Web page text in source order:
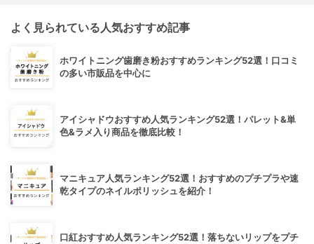
よく見られている人気おすすめ記事
ホワイトニング歯磨き粉おすすめランキング52選！口コミ
の多い市販品を中心に
アイシャドウおすすめ人気ランキング52選！パレット&単
色&ラメ入り商品を徹底比較！
マニキュア人気ランキング52選！おすすめのプチプラや速
乾タイプのネイルポリッシュを紹介！
口紅おすすめ人気ランキング52選！落ちないリップをプチ